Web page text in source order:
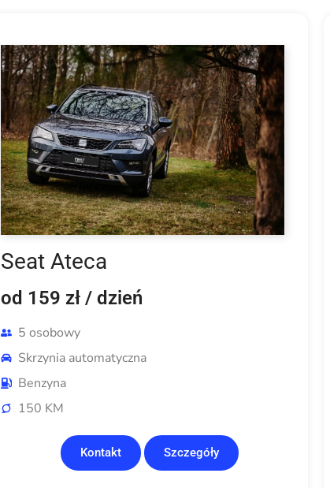
Seat Ateca
od 159 zł/ dzień
5 osobowy
Skrzynia automatyczna
Benzyna
150 KM
Kontakt Szczegóły